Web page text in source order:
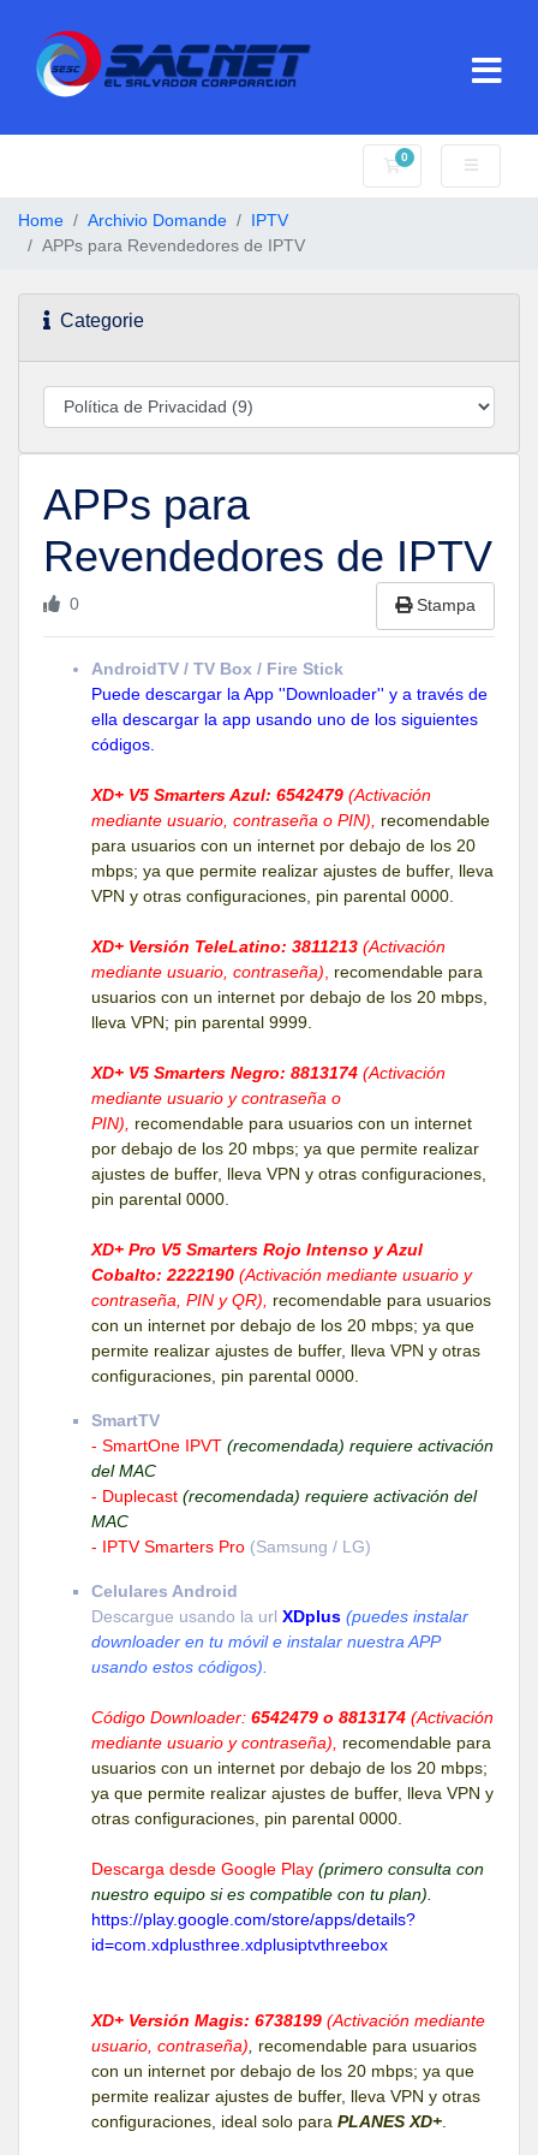
0
Carrello
Home Archivio Domande
IPTV
APPs para Revendedores de IPTV
Categorie
APPs para
Revendedores de IPTV
Stampa
0
AndroidTV / TV Box / Fire Stick
Puede descargar la App ''Downloader'' y a través de
ella descargar la app usando uno de los siguientes
códigos.
XD+ V5 Smarters Azul: 6542479 (Activación
mediante usuario, contraseña o PIN), recomendable
para usuarios con un internet por debajo de los 20
mbps; ya que permite realizar ajustes de buffer, lleva
VPN y otras configuraciones, pin parental 0000.
XD+ Versión TeleLatino: 3811213 (Activación
mediante usuario, contraseña)
recomendable para
usuarios con un internet por debajo de los 20 mbps,
lleva VPN; pin parental 9999.
XD+ V5 Smarters Negro: 8813174 (Activación
mediante usuario y contraseña o
PIN), recomendable para usuarios con un internet
por debajo de los 20 mbps; ya que permite realizar
ajustes de buffer, lleva VPN y otras configuraciones,
pin parental 0000.
XD+ Pro V5 Smarters Rojo Intenso y Azul
Cobalto: 2222190 (Activación mediante usuario y
contraseña, PIN y QR), recomendable para usuarios
con un internet por debajo de los 20 mbps; ya que
permite realizar ajustes de buffer, lleva VPN y otras
configuraciones, pin parental 0000.
SmartTV
- SmartOne IPVT (recomendada) requiere activación
del MAC
- Duplecast (recomendada) requiere activación del
MAC
- IPTV Smarters Pro (Samsung / LG)
Celulares Android
Descargue usando la url XDplus (puedes instalar
downloader en tu móvil e instalar nuestra APP
usando estos códigos).
Código Downloader: 6542479 o 8813174 (Activación
mediante usuario y contraseña), recomendable para
usuarios con un internet por debajo de los 20 mbps;
ya que permite realizar ajustes de buffer, lleva VPN y
otras configuraciones, pin parental 0000.
Descarga desde Google Play (primero consulta con
nuestro equipo si es compatible con tu plan).
https://play.google.com/store/apps/details?
id=com.xdplusthree.xdplusiptvthreebox
XD+ Versión Magis: 6738199 (Activación mediante
usuario, contraseña)
recomendable para usuarios
con un internet por debajo de los 20 mbps; ya que
permite realizar ajustes de buffer, lleva VPN y otras
configuraciones, ideal solo para PLANES XD+